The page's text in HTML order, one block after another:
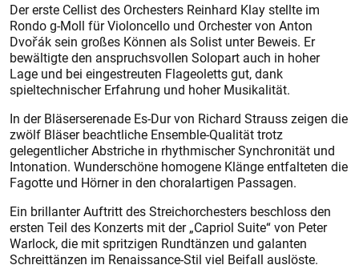
Der erste Cellist des Orchesters Reinhard Klay stellte im
Rondo g-Moll für Violoncello und Orchester von Anton
Dvořák sein großes Können als Solist unter Beweis. Er
bewältigte den anspruchsvollen Solopart auch in hoher
Lage und bei eingestreuten Flageoletts gut, dank
spieltechnischer Erfahrung und hoher Musikalität.
In der Bläserserenade Es-Dur von Richard Strauss zeigen die
zwölf Bläser beachtliche Ensemble-Qualität trotz
gelegentlicher Abstriche in rhythmischer Synchronität und
Intonation. Wunderschöne homogene Klänge entfalteten die
Fagotte und Hörner in den choralartigen Passagen.
Ein brillanter Auftritt des Streichorchesters beschloss den
ersten Teil des Konzerts mit der „Capriol Suite“ von Peter
Warlock, die mit spritzigen Rundtänzen und galanten
Schreittänzen im Renaissance-Stil viel Beifall auslöste.